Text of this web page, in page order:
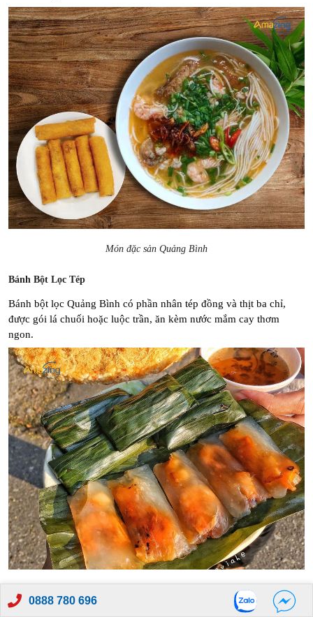
Món đặc sản Quảng Bình
Bánh Bột Lọc Tép
Bánh bột lọc Quảng Bình có phần nhân tép đồng và thịt ba chỉ,
được gói lá chuối hoặc luộc trần, ăn kèm nước mắm cay thơm
ngon.
0888 780 696